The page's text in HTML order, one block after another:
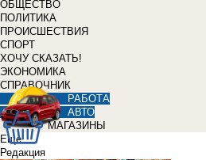
ОБЩЕСТВО
ПОЛИТИКА
ПРОИСШЕСТВИЯ
СПОРТ
ХОЧУ СКАЗАТЬ!
ЭКОНОМИКА
СПРАВОЧНИК
РАБОТА
АВТО
МАГАЗИНЫ
Еще
Редакция